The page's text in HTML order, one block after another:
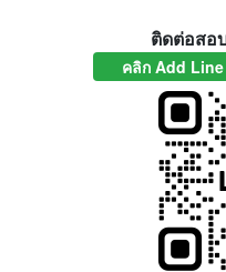
ติดต่อสอ
คลิก Add